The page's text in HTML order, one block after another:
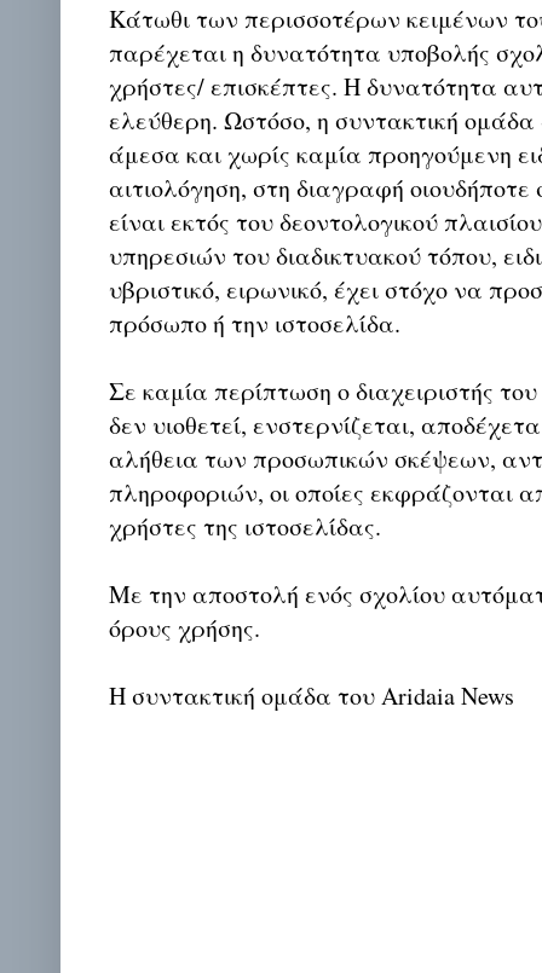
Κάτωθι των περισσοτέρων κειμένων
παρέχεται η δυνατότητα υποβολής
χρήστες/ επισκέπτες. Η δυνατότητα
ελεύθερη. Ωστόσο, η συντακτική
άμεσα και χωρίς καμία προηγούμενη
αιτιολόγηση, στη διαγραφή οιουδήποτε
είναι εκτός του δεοντολογικού
υπηρεσιών του διαδικτυακού τόπου,
υβριστικό, ειρωνικό, έχει στόχο να
πρόσωπο ή την ιστοσελίδα.
Σε καμία περίπτωση ο διαχειριστής
δεν υιοθετεί, ενστερνίζεται,
αλήθεια των προσωπικών σκέψεων,
πληροφοριών, οι οποίες εκφράζονται
χρήστες της ιστοσελίδας.
Με την αποστολή ενός σχολίου
όρους χρήσης.
Η συντακτική ομάδα του Aridaia News